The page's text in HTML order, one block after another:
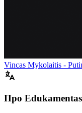
Vincas Mykolaitis -
Про Edukamentas